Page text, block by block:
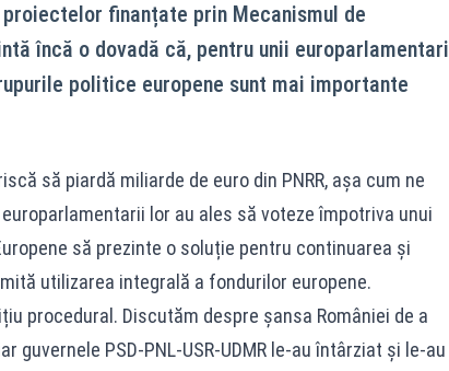
finanțate prin Mecanismul de
încă o dovadă că, pentru unii europarlamentari
politice europene sunt mai importante
să piardă miliarde de euro din PNRR, așa cum ne
europarlamentarii lor au ales să voteze împotriva unui
să prezinte o soluție pentru continuarea și
utilizarea integrală a fondurilor europene.
procedural. Discutăm despre șansa României de a
PSD-PNL-USR-UDMR le-au întârziat și le-au